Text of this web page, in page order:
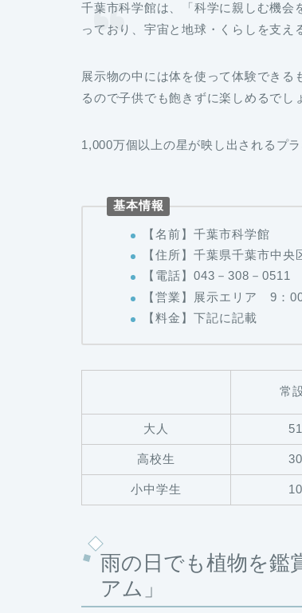
千葉市科学館は、「科学に親しむ機会
っており、宇宙と地球・くらしを支え
展示物の中には体を使って体験でき
るので子供でも飽きずに楽しめるでし
1,000万個以上の星が映し出されるプ
基本情報
【名前】千葉市科学館
【住所】千葉県千葉市中央
【電話】043－308－0511
【営業】展示エリア 9：
【料金】下記に記載
常
大人
高校生
小中学生
雨の日でも植物を鑑
アム」